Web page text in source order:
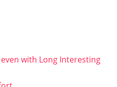
with Long Interesting